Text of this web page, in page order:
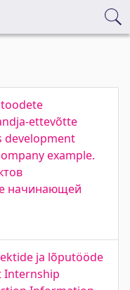
ettevõtte
development
example.
начинающей
ja lõputööde
Internship